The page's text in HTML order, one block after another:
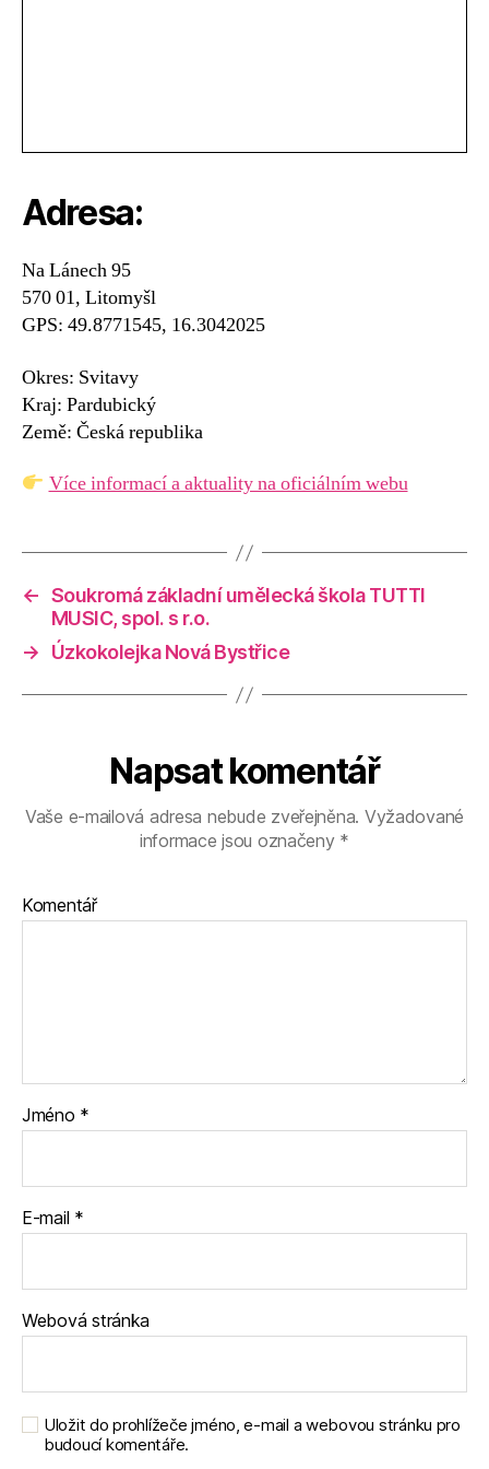
Adresa:
Na Lánech 95
570 01, Litomyšl
GPS: 49.8771545, 16.3042025
Okres: Svitavy
Kraj: Pardubický
Země: Česká republika
Více informací a aktuality na oficiálním webu
← Soukromá základní umělecká škola TUTTI
MUSIC, spol. s r.o.
→
Úzkokolejka Nová Bystřice
Napsat komentář
Vaše e-mailová adresa nebude zveřejněna. Vyžadované
informace jsou označeny *
Komentář
Jméno *
E-mail *
Webová stránka
Uložit do prohlížeče jméno, e-mail a webovou stránku pro
budoucí komentáře.